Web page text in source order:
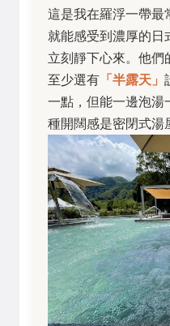
這是我在羅浮一帶最
就能感受到濃厚的日
立刻靜下心來。他們
至少選有 「半露天」
一點，但能一邊泡湯
種開闊感是密閉式湯